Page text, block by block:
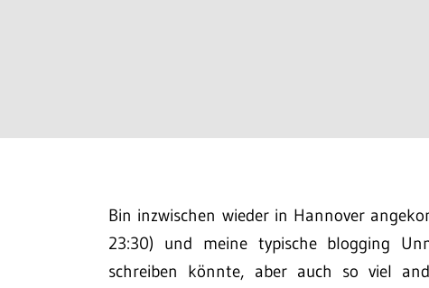
Bin inzwischen wieder in Hannover
23:30) und meine typische blogging
schreiben könnte, aber auch so viel